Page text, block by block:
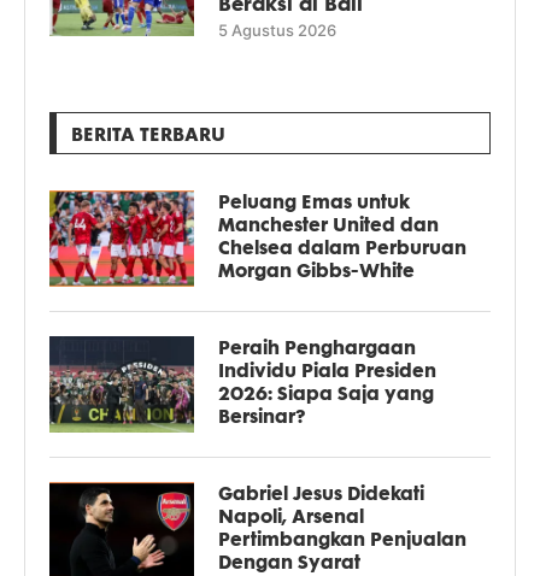
5 Agustus 2026
BERITA TERBARU
Peluang Emas untuk
Manchester United dan
Chelsea dalam Perburuan
Morgan Gibbs-White
Peraih Penghargaan
Individu Piala Presiden
2026: Siapa Saja yang
Bersinar?
Gabriel Jesus Didekati
Napoli, Arsenal
Pertimbangkan Penjualan
Dengan Syarat